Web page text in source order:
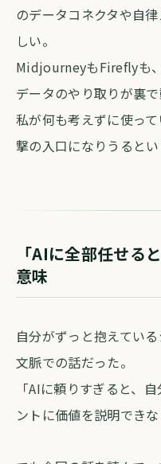
のデータコネクタや自
しい。
MidjourneyもFireflyも
データのやり取りが裏で
私が何も考えずに使っ
撃の入口になりうるとい
「AIに全部任せる
意味
自分がずっと抱えてい
文脈での話だった。
「AIに頼りすぎると、
ントに価値を説明でき